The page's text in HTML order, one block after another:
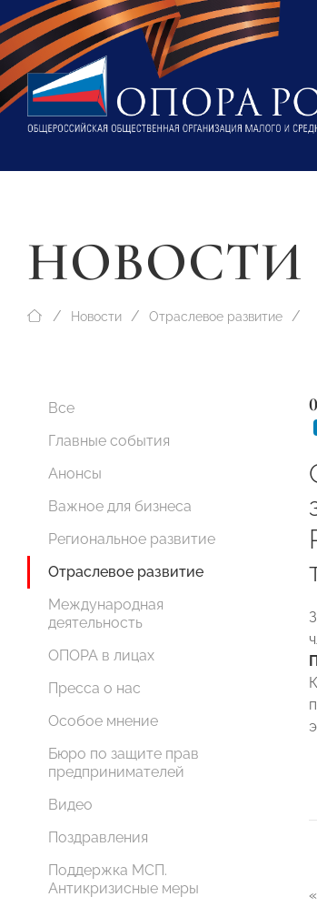
НОВОСТИ
Новости Отраслевое развитие
Все
Главные события
Анонсы
Важное для бизнеса
Региональное развитие
Отраслевое развитие
Международная
деятельность
ОПОРА в лицах
Пресса о нас
Особое мнение
Бюро по защите прав
предпринимателей
Видео
Поздравления
Поддержка МСП.
Антикризисные меры